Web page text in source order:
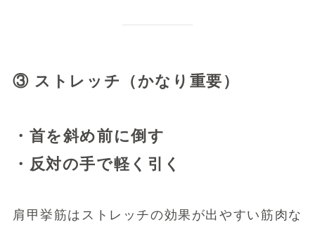
③ ストレッチ（かなり重要）
・首を斜め前に倒す
・反対の手で軽く引く
肩甲挙筋はストレッチの効果が出やすい筋肉な